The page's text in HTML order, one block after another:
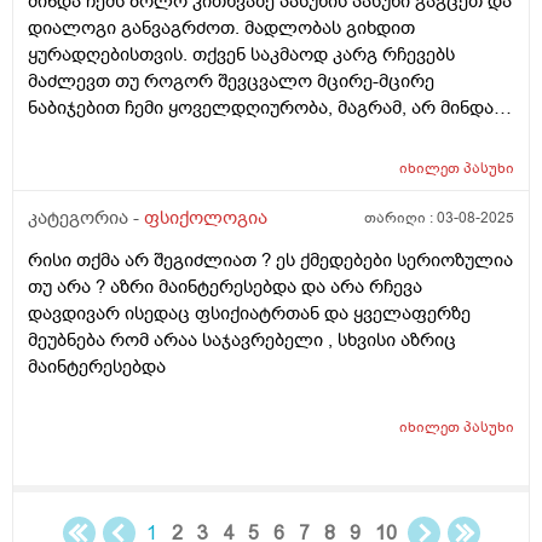
დიალოგი განვაგრძოთ. მადლობას გიხდით
ყურადღებისთვის. თქვენ საკმაოდ კარგ რჩევებს
მაძლევთ თუ როგორ შევცვალო მცირე-მცირე
ნაბიჯებით ჩემი ყოველდღიურობა, მაგრამ, არ მინდა…
სულაც არაა დეპრესია და უბრალოდ “კომფორტის
იხილეთპასუხი
კატეგორია - ფსიქოლოგია თარიღი :03-08-2025
რისი თქმა არ შეგიძლიათ ? ეს ქმედებები სერიოზულია
თუ არა ? აზრი მაინტერესებდა და არა რჩევა
დავდივარ ისედაც ფსიქიატრთან და ყველაფერზე
მეუბნება რომ არაა საჯავრებელი , სხვისი აზრიც
მაინტერესებდა
იხილეთპასუხი
1 2 3 4 5 6 7 8 9 10